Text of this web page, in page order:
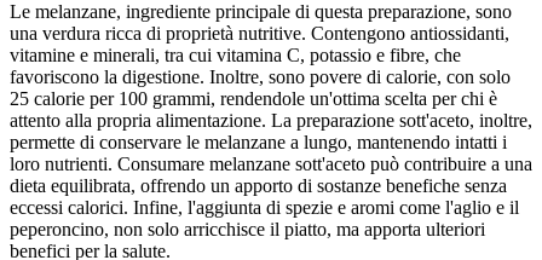
Le melanzane, ingrediente principale di questa preparazione, sono
una verdura ricca di proprietà nutritive. Contengono antiossidanti,
vitamine e minerali, tra cui vitamina C, potassio e fibre, che
favoriscono la digestione. Inoltre, sono povere di calorie, con solo
25 calorie per 100 grammi, rendendole un'ottima scelta per chi è
attento alla propria alimentazione. La preparazione sott'aceto, inoltre,
permette di conservare le melanzane a lungo, mantenendo intatti i
loro nutrienti. Consumare melanzane sott'aceto può contribuire a una
dieta equilibrata, offrendo un apporto di sostanze benefiche senza
eccessi calorici. Infine, l'aggiunta di spezie e aromi come l'aglio e il
peperoncino, non solo arricchisce il piatto, ma apporta ulteriori
benefici per la salute.